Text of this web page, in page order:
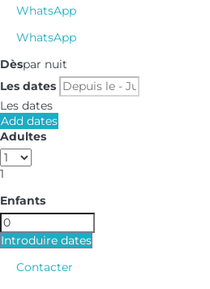
WhatsApp
WhatsApp
Dèspar nuit
Les dates
Les dates
Add dates
Adultes
1
Enfants
Introduire dates
Contacter